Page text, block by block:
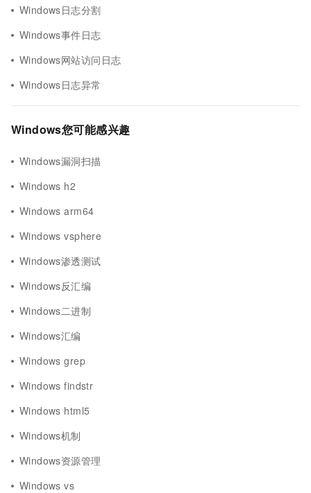
Windows日志分割
Windows事件日志
Windows网站访问日志
Windows日志异常
Windows您可能感兴趣
Windows漏洞扫描
Windows h2
Windows arm64
Windows vsphere
Windows渗透测试
Windows反汇编
Windows二进制
Windows汇编
Windows grep
Windows findstr
Windows html5
Windows机制
Windows资源管理
Windows vs